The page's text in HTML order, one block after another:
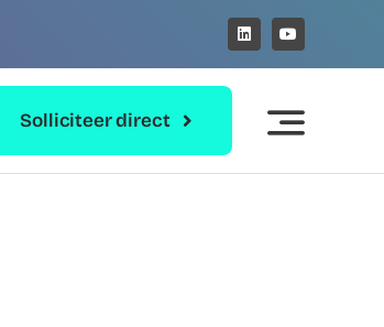
Solliciteer direct